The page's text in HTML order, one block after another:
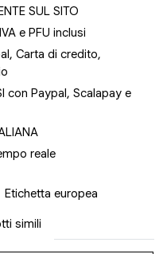
SUL SITO
e PFU inclusi
Carta di credito,
con Paypal, Scalapay e
reale
Etichetta europea
simili